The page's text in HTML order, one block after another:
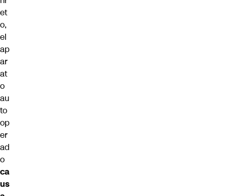
et
o,
el
ap
ar
at
o
au
to
op
er
ad
o
ca
us